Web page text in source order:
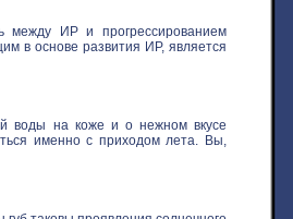
между ИР и прогрессированием
в основе развития ИР, является
воды на коже и о нежном вкусе
именно с приходом лета. Вы,